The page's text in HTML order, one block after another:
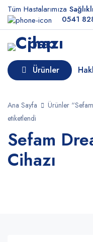
Tüm Hastalarımıza
0541
Ürünler
Ana Sayfa
Ürünler
etiketlendi
Sefam
Cihazı